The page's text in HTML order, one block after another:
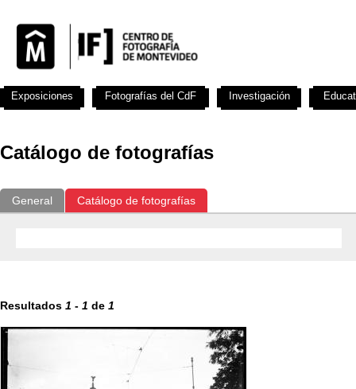
Catálogo de fotografías
General Catálogo de fotografías
Resultados 1 - 1 de 1
Exposiciones Fotografías del CdF Investigación